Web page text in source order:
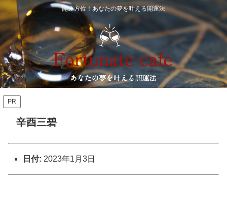
開運方位！あなたの夢を叶える開運法
PR
辛酉三碧
日付: 2023年1月3日